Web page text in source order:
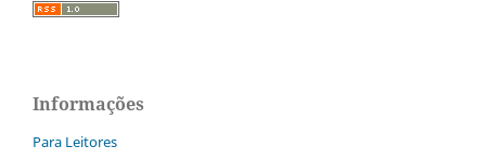
Informações
Para Leitores